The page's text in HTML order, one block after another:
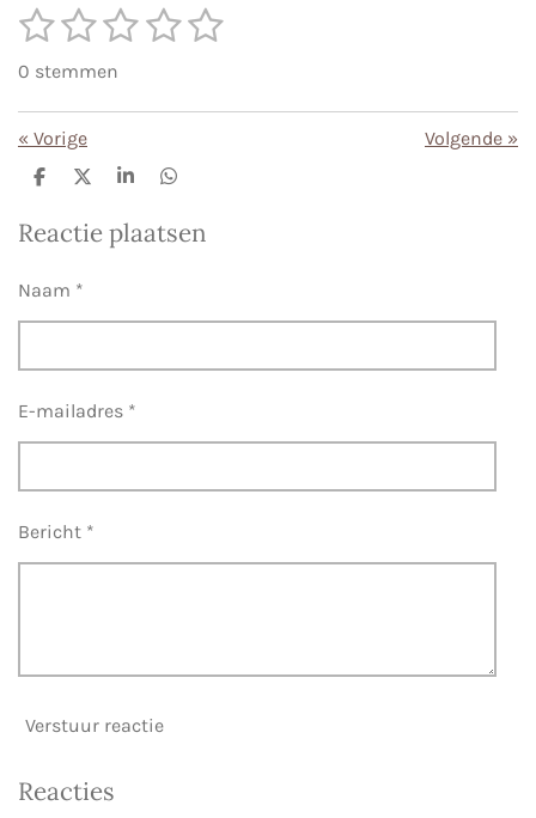
R
i
n
0
s
r
r
e
1
s
t
e
2
s
t
e
e
n
3
s
t
e
4
t
e
5
t
e
S
m
0 stemmen
« Vorige Volgende »
D
e
D
e
l
S
a
r
D
e
Reactie plaatsen
Naam *
E-mailadres *
Bericht *
Verstuur reactie
Reacties